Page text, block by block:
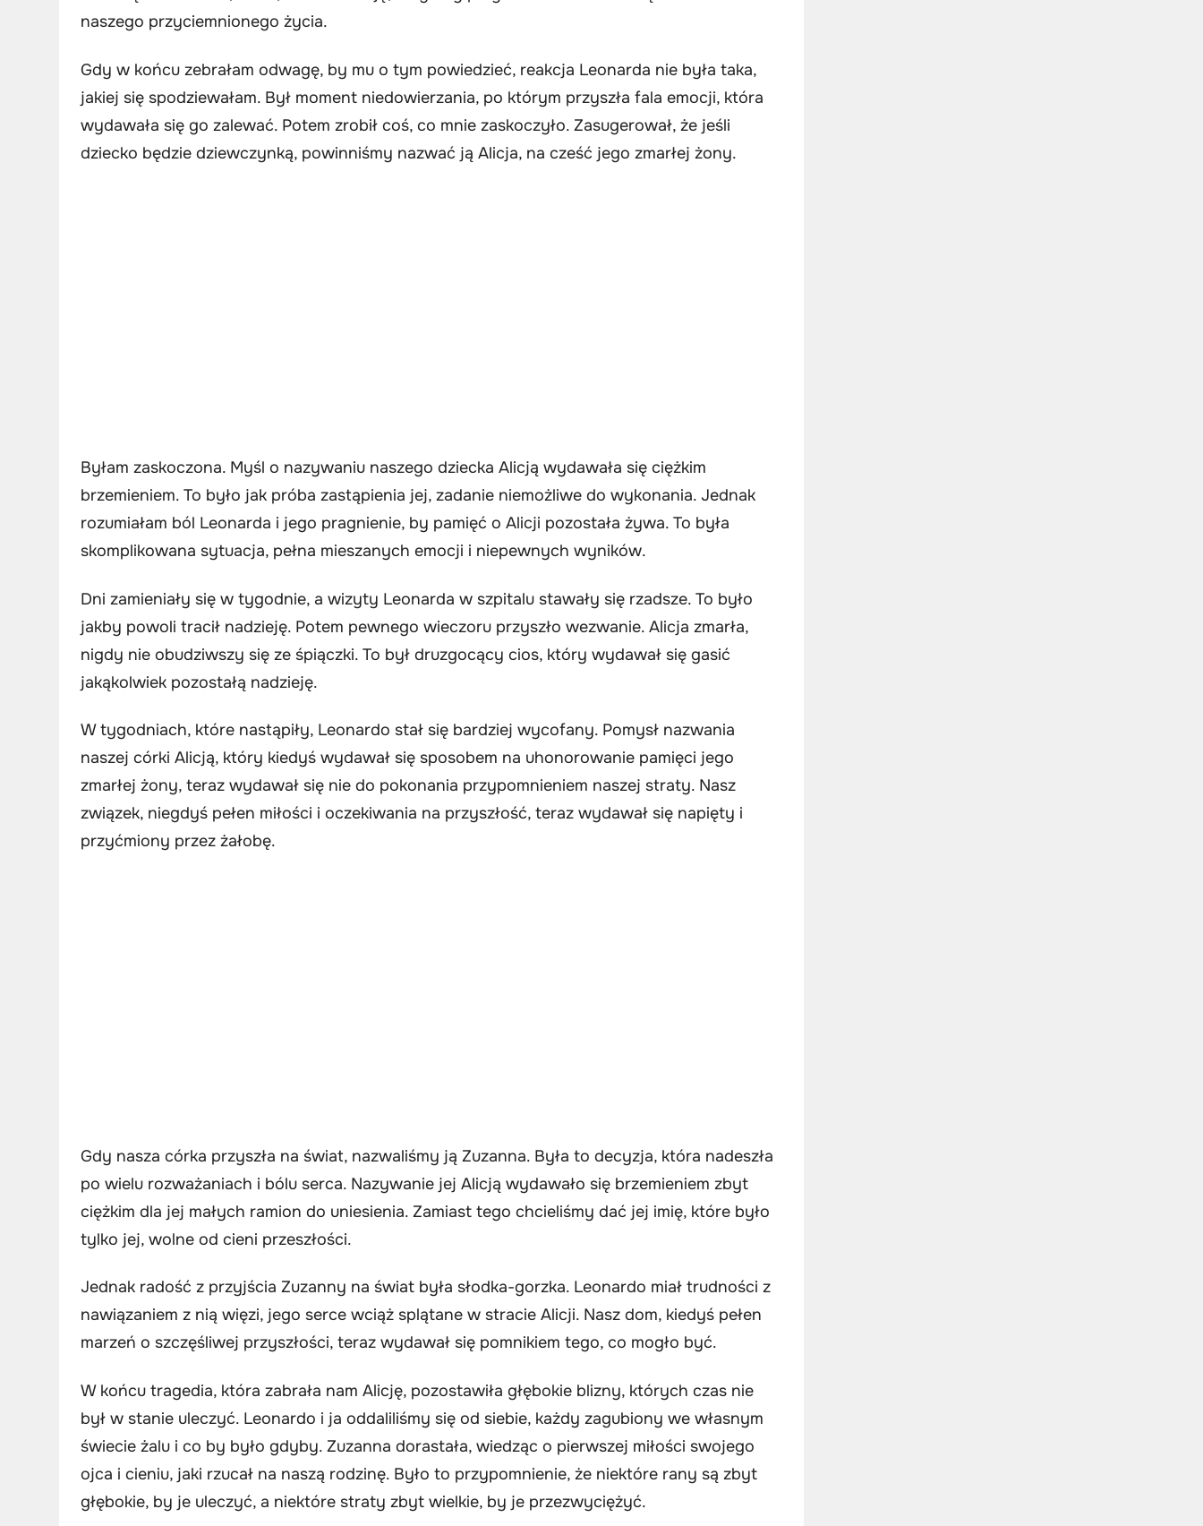
naszego przyciemnionego życia.
Gdy w końcu zebrałam odwagę, by mu o tym powiedzieć, reakcja Leonarda nie była taka,
jakiej się spodziewałam. Był moment niedowierzania, po którym przyszła fala emocji, która
wydawała się go zalewać. Potem zrobił coś, co mnie zaskoczyło. Zasugerował, że jeśli
dziecko będzie dziewczynką, powinniśmy nazwać ją Alicja, na cześć jego zmarłej żony.
Byłam zaskoczona. Myśl o nazywaniu naszego dziecka Alicją wydawała się ciężkim
brzemieniem. To było jak próba zastąpienia jej, zadanie niemożliwe do wykonania. Jednak
rozumiałam ból Leonarda i jego pragnienie, by pamięć o Alicji pozostała żywa. To była
skomplikowana sytuacja, pełna mieszanych emocji i niepewnych wyników.
Dni zamieniały się w tygodnie, a wizyty Leonarda w szpitalu stawały się rzadsze. To było
jakby powoli tracił nadzieję. Potem pewnego wieczoru przyszło wezwanie. Alicja zmarła,
nigdy nie obudziwszy się ze śpiączki. To był druzgocący cios, który wydawał się gasić
jakąkolwiek pozostałą nadzieję.
W tygodniach, które nastąpiły, Leonardo stał się bardziej wycofany. Pomysł nazwania
naszej córki Alicją, który kiedyś wydawał się sposobem na uhonorowanie pamięci jego
zmarłej żony, teraz wydawał się nie do pokonania przypomnieniem naszej straty. Nasz
związek, niegdyś pełen miłości i oczekiwania na przyszłość, teraz wydawał się napięty i
przyćmiony przez żałobę.
Gdy nasza córka przyszła na świat, nazwaliśmy ją Zuzanna. Była to decyzja, która nadeszła
po wielu rozważaniach i bólu serca. Nazywanie jej Alicją wydawało się brzemieniem zbyt
ciężkim dla jej małych ramion do uniesienia. Zamiast tego chcieliśmy dać jej imię, które było
tylko jej, wolne od cieni przeszłości.
Jednak radość z przyjścia Zuzanny na świat była słodka-gorzka. Leonardo miał trudności z
nawiązaniem z nią więzi, jego serce wciąż splątane w stracie Alicji. Nasz dom, kiedyś pełen
marzeń o szczęśliwej przyszłości, teraz wydawał się pomnikiem tego, co mogło być.
W końcu tragedia, która zabrała nam Alicję, pozostawiła głębokie blizny, których czas nie
był w stanie uleczyć. Leonardo i ja oddaliliśmy się od siebie, każdy zagubiony we własnym
świecie żalu i co by było gdyby. Zuzanna dorastała, wiedząc o pierwszej miłości swojego
ojca i cieniu, jaki rzucał na naszą rodzinę. Było to przypomnienie, że niektóre rany są zbyt
głębokie, by je uleczyć, a niektóre straty zbyt wielkie, by je przezwyciężyć.